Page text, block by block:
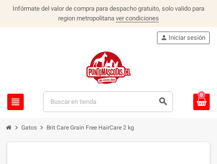
Infórmate del valor de compra para despacho gratuito, solo valido para
region metropolitana ver condiciones
view_headline search
person Iniciar sesión
0
chevron_right Gatos chevron_right Brit Care Grain Free HairCare 2 kg